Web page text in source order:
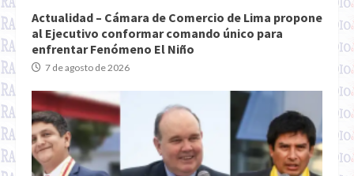
Actualidad – Cámara de Comercio de Lima propone
al Ejecutivo conformar comando único para
enfrentar Fenómeno El Niño
7 de agosto de 2026